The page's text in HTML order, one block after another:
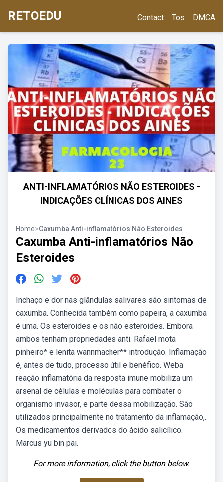
RETOEDU Contact Tos DMCA
ANTI-INFLAMATÓRIOS NÃO ESTEROIDES -
INDICAÇÕES CLÍNICAS DOS AINES
Home>Caxumba Anti-inflamatórios Não Esteroides
Caxumba Anti-inflamatórios Não
Esteroides
Inchaço e dor nas glândulas salivares são sintomas de
caxumba. Conhecida também como papeira, a caxumba
é uma. Os esteroides e os não esteroides. Embora
ambos tenham propriedades anti. Rafael mota
pinheiro* e lenita wannmacher** introdução. Inflamação
é, antes de tudo, processo útil e benéfico. Weba
reação inflamatória da resposta imune mobiliza um
arsenal de células e moléculas para combater o
organismo invasor, e parte dessa mobilização. São
utilizados principalmente no tratamento da inflamação,.
Os medicamentos derivados do ácido salicílico.
Marcus yu bin pai.
For more information, click the button below.